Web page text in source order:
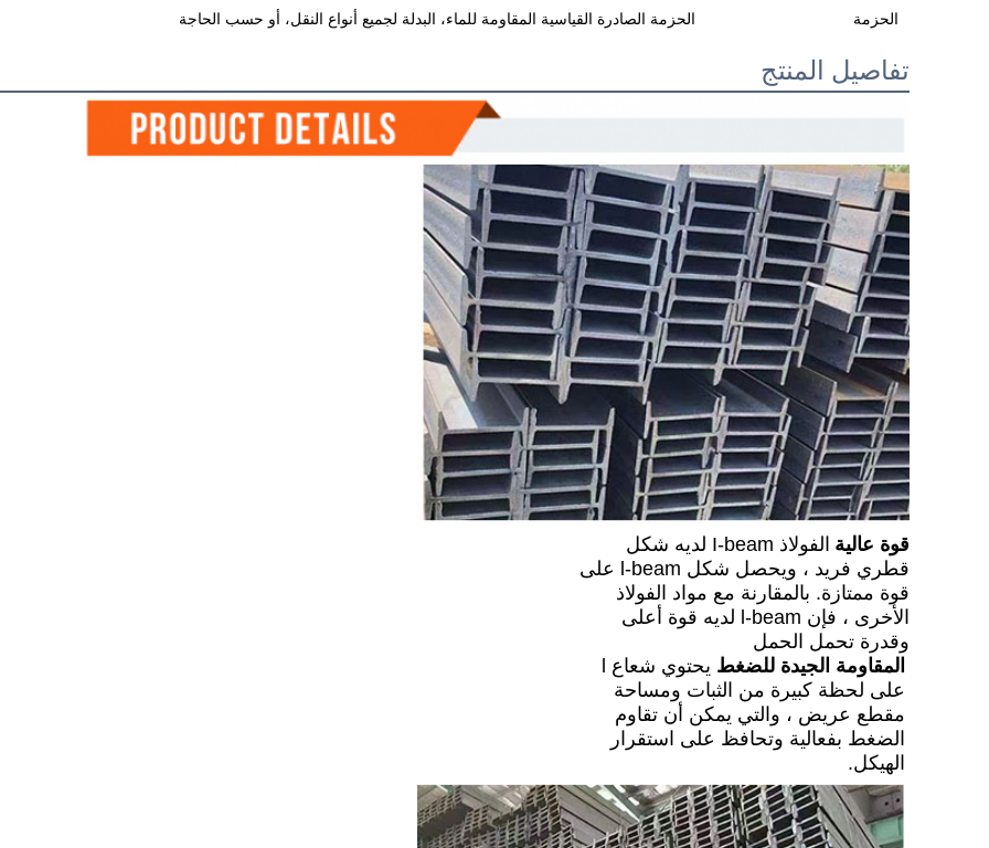
الحزمة الحزمة الصادرة القياسية المقاومة للماء، البدلة لجميع أنواع النقل، أو حسب الحاجة
تفاصيل المنتج
قوة عالية
الفولاذ I-beam لديه شكل
قطري فريد ، ويحصل شكل l-beam على
قوة ممتازة. بالمقارنة مع مواد الفولاذ
الأخرى ، فإن l-beam لديه قوة أعلى
وقدرة تحمل الحمل
المقاومة الجيدة للضغط
يحتوي شعاع l
على لحظة كبيرة من الثبات ومساحة
مقطع عريض ، والتي يمكن أن تقاوم
الضغط بفعالية وتحافظ على استقرار
الهيكل.